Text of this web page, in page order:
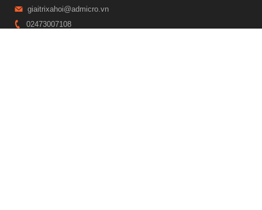
giaitrixahoi@admicro.vn
02473007108